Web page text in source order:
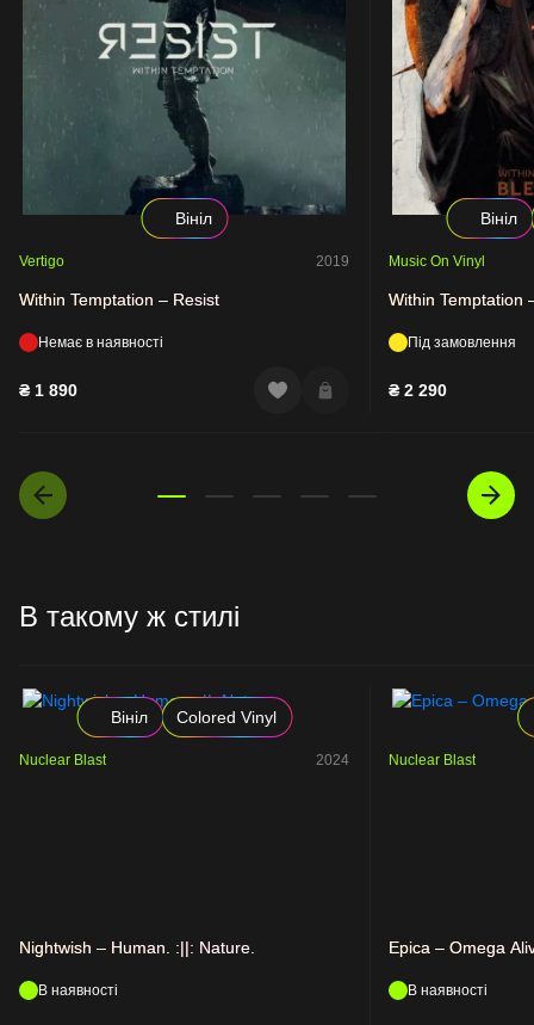
Вініл
Vertigo 2019
Within Temptation – Resist
Немає в наявності
₴ 1 890
Вініл
Music On Vinyl
Within Temptation
Під замовлення
₴ 2 290
В такому ж стилі
Вініл Colored Vinyl
Nuclear Blast 2024
Nightwish – Human. :||: Nature.
В наявності
Nuclear Blast
Epica – Omega
В наявності